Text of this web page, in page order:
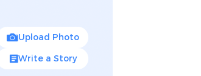
Upload Photo
Write a Story